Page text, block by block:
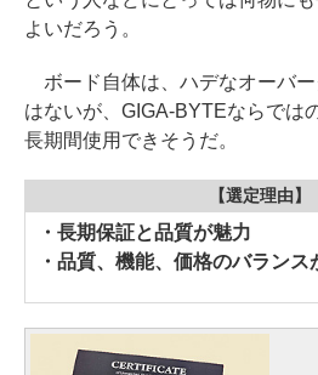
よいだろう。
ボード自体は、ハデなオーバ
はないが、GIGA-BYTEならでは
長期間使用できそうだ。
【選定理由】
・長期保証と品質が魅力
・品質、機能、価格のバランス